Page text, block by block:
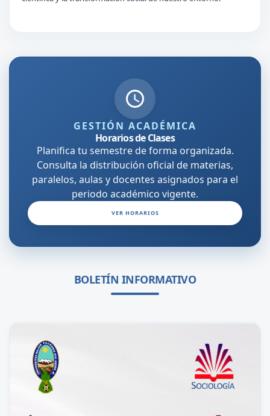
GESTIÓN ACADÉMICA
Horarios de Clases
Planifica tu semestre de forma organizada.
Consulta la distribución oficial de materias,
paralelos, aulas y docentes asignados para el
periodo académico vigente.
VER HORARIOS
BOLETÍN INFORMATIVO